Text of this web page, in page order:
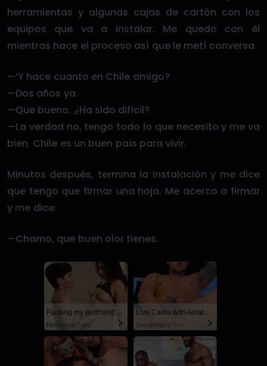
herramientas y algunas cajas de cartón con los
equipos que va a instalar. Me quedo con él
mientras hace el proceso así que le metí conversa.
—’Y hace cuanto en Chile amigo?
—Dos años ya.
—Que bueno. ¿Ha sido difícil?
—La verdad no, tengo todo lo que necesito y me va
bien. Chile es un buen país para vivir.
Minutos después, termina la instalación y me dice
que tengo que firmar una hoja. Me acerco a firmar
y me dice:
—Chamo, que buen olor tienes.
Fucking my girlfriend's hot mommy by mistake
RedhandsTube
Live Cams with Amateur Men
Sexchatters